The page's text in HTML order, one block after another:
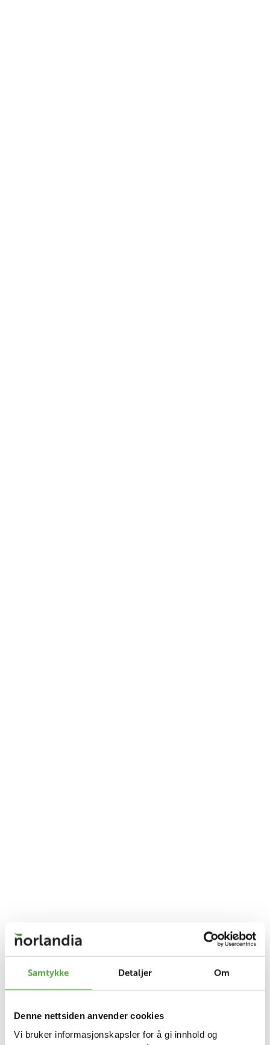
Samtykke Detaljer Om
Denne nettsiden anvender cookies
Vi bruker informasjonskapsler for å gi innhold og